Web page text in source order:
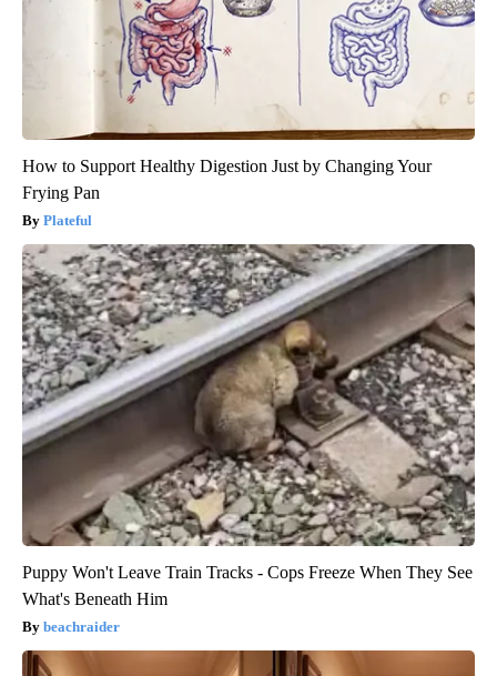
How to Support Healthy Digestion Just by Changing Your
Frying Pan
Plateful
Puppy Won't Leave Train Tracks - Cops Freeze When They See
What's Beneath Him
beachraider